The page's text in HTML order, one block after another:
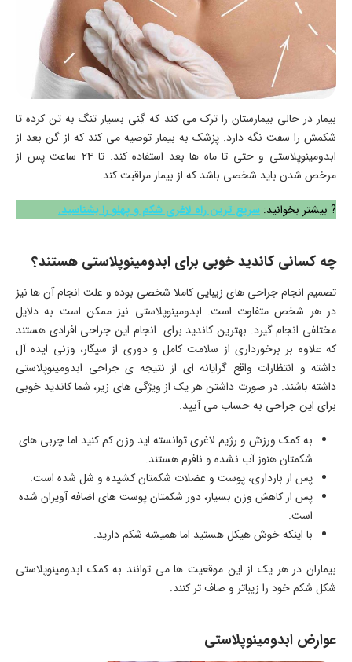
بیمار در حالی بیمارستان را ترک می کند که گِنی بسیار تنگ به تن کرده تا
شکمش را سفت نگه دارد. پزشک به بیمار توصیه می کند که از گن بعد از
ابدومینوپلاستی و حتی تا ماه ها بعد استفاده کند. تا ۲۴ ساعت پس از
مرخص شدن باید شخصی باشد که از بیمار مراقبت کند.
? بیشتر بخوانید: سریع ترین راه لاغری شکم و پهلو را بشناسید.
چه کسانی کاندید خوبی برای ابدومینوپلاستی هستند؟
تصمیم انجام جراحی های زیبایی کاملا شخصی بوده و علت انجام آن ها نیز
در هر شخص متفاوت است. ابدومینوپلاستی نیز ممکن است به دلایل
مختلفی انجام گیرد. بهترین کاندید برای انجام این جراحی افرادی هستند
که علاوه بر برخورداری از سلامت کامل و دوری از سیگار، وزنی ایده آل
داشته و انتظارات واقع گرایانه ای از نتیجه ی جراحی ابدومینوپلاستی
داشته باشند. در صورت داشتن هر یک از ویژگی های زیر، شما کاندید خوبی
برای این جراحی به حساب می آیید.
به کمک ورزش و رژیم لاغری توانسته اید وزن کم کنید اما چربی های
شکمتان هنوز آب نشده و نافرم هستند.
پس از بارداری، پوست و عضلات شکمتان کشیده و شل شده است.
پس از کاهش وزن بسیار، دور شکمتان پوست های اضافه آویزان شده
است.
با اینکه خوش هیکل هستید اما همیشه شکم دارید.
بیماران در هر یک از این موقعیت ها می توانند به کمک ابدومینوپلاستی
شکل شکم خود را زیباتر و صاف تر کنند.
عوارض ابدومینوپلاستی